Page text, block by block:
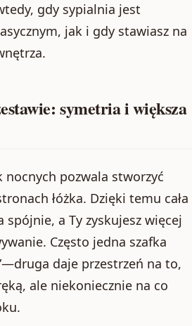
gdy sypialnia jest
jak i gdy stawiasz na
symetria i większa
nocnych pozwala stworzyć
łóżka. Dzięki temu cała
a Ty zyskujesz więcej
Często jedna szafka
daje przestrzeń na to,
ale niekoniecznie na co